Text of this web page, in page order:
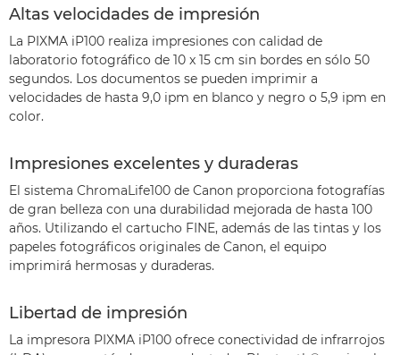
Altas velocidades de impresión
La PIXMA iP100 realiza impresiones con calidad de
laboratorio fotográfico de 10 x 15 cm sin bordes en sólo 50
segundos. Los documentos se pueden imprimir a
velocidades de hasta 9,0 ipm en blanco y negro o 5,9 ipm en
color.
Impresiones excelentes y duraderas
El sistema ChromaLife100 de Canon proporciona fotografías
de gran belleza con una durabilidad mejorada de hasta 100
años. Utilizando el cartucho FINE, además de las tintas y los
papeles fotográficos originales de Canon, el equipo
imprimirá hermosas y duraderas.
Libertad de impresión
La impresora PIXMA iP100 ofrece conectividad de infrarrojos